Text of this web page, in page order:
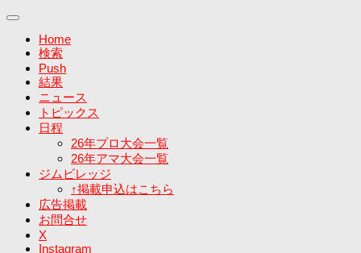
Home
検索
Push
結果
ニュース
トピックス
日程
26年プロ大会一覧
26年アマ大会一覧
ジムビレッジ
↑掲載申込はこちら
広告掲載
お問合せ
X
Instagram